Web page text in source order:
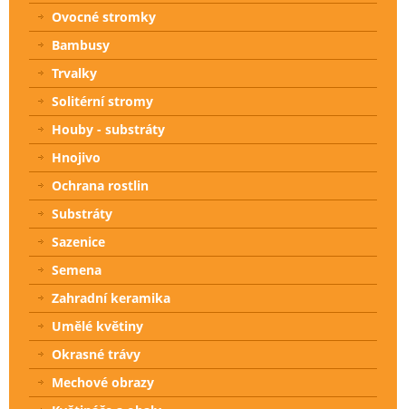
Ovocné stromky
Bambusy
Trvalky
Solitérní stromy
Houby - substráty
Hnojivo
Ochrana rostlin
Substráty
Sazenice
Semena
Zahradní keramika
Umělé květiny
Okrasné trávy
Mechové obrazy